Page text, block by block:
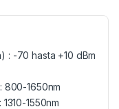
: -70 hasta +10 dBm
800-1650nm
1550nm